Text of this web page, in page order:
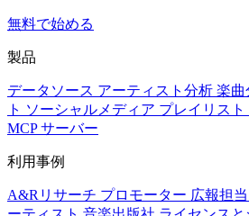
無料で始める
製品
データソース アーティスト分析 楽曲
ト ソーシャルメディア プレイリスト
MCP サーバー
利用事例
A&Rリサーチ プロモーター 広報担当